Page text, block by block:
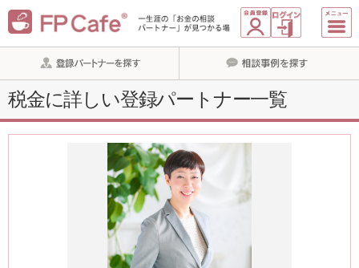
税金に詳しい登録パートナー一覧